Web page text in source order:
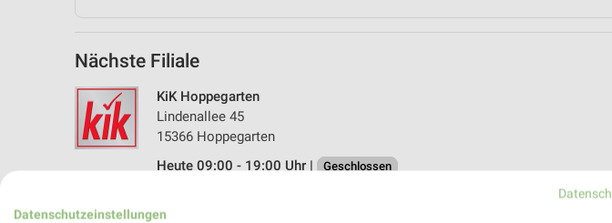
Nächste Filiale
KiK Hoppegarten
Lindenallee 45
15366 Hoppegarten
Heute 09:00 - 19:00 Uhr |
Geschlossen
Datenschutzeinstellungen